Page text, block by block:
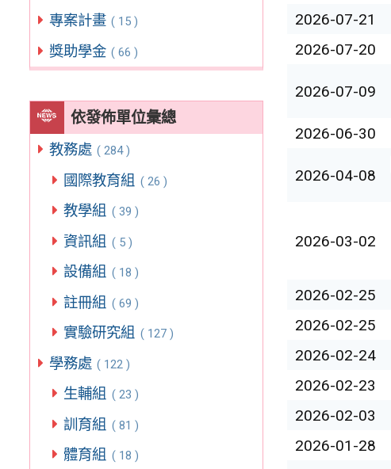
專案計畫 ( 15 )
獎助學金 ( 66 )
依發佈單位彙總
教務處 ( 284 )
國際教育組 ( 26 )
教學組 ( 39 )
資訊組 ( 5 )
設備組 ( 18 )
註冊組 ( 69 )
實驗研究組 ( 127 )
學務處 ( 122 )
生輔組 ( 23 )
訓育組 ( 81 )
體育組 ( 18 )
2026-07-21
2026-07-20
2026-07-09
2026-06-30
2026-04-08
2026-03-02
2026-02-25
2026-02-25
2026-02-24
2026-02-23
2026-02-03
2026-01-28